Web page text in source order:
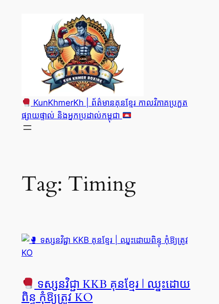
KunKhmerKh | ព័ត៌មានគុនខ្មែរ កាលវិភាគប្រកួត
ផ្សាយផ្ទាល់ និងអ្នកប្រដាល់កម្ពុជា
Tag: Timing
ទស្សនវិជ្ជា KKB គុនខ្មែរ | ឈ្នះដោយ
ពិន្ទុ កុំឱ្យត្រូវ KO